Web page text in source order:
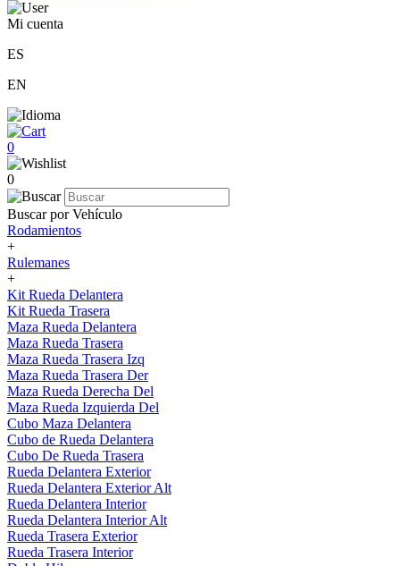
Mi cuenta
ES
EN
0
0
Buscar por Vehículo
Rodamientos
+
Rulemanes
+
Kit Rueda Delantera
Kit Rueda Trasera
Maza Rueda Delantera
Maza Rueda Trasera
Maza Rueda Trasera Izq
Maza Rueda Trasera Der
Maza Rueda Derecha Del
Maza Rueda Izquierda Del
Cubo Maza Delantera
Cubo de Rueda Delantera
Cubo De Rueda Trasera
Rueda Delantera Exterior
Rueda Delantera Exterior Alt
Rueda Delantera Interior
Rueda Delantera Interior Alt
Rueda Trasera Exterior
Rueda Trasera Interior